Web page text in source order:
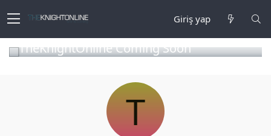
Giriş yap
TheKnightOnline Coming Soon
T